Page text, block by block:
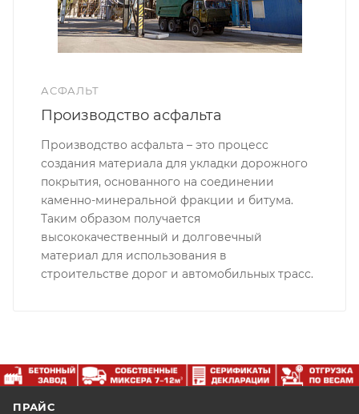
АСФАЛЬТ
Производство асфальта
Производство асфальта – это процесс
создания материала для укладки дорожного
покрытия, основанного на соединении
каменно-минеральной фракции и битума.
Таким образом получается
высококачественный и долговечный
материал для использования в
строительстве дорог и автомобильных трасс.
ПРАЙС